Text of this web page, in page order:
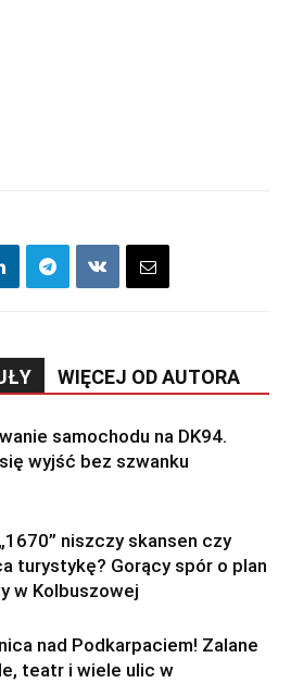
WIĘCEJ OD AUTORA
samochodu na DK94.
się wyjść bez szwanku
niszczy skansen czy
turystykę? Gorący spór o plan
w Kolbuszowej
nad Podkarpaciem! Zalane
teatr i wiele ulic w